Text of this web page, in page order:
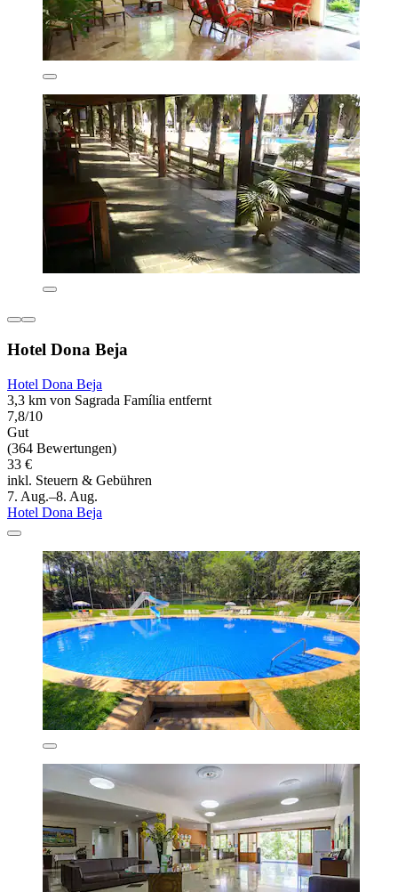
Hotel Dona Beja
Hotel Dona Beja
3,3 km von Sagrada Família entfernt
7,8/10
Gut
(364 Bewertungen)
33 €
inkl. Steuern & Gebühren
7. Aug.–8. Aug.
Hotel Dona Beja